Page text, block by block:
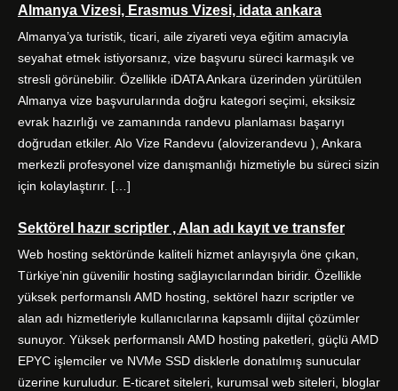
b
o
o
k
t
e
r
a
g
r
a
m
e
d
I
n
Almanya Vizesi, Erasmus Vizesi, idata ankara
Almanya’ya turistik, ticari, aile ziyareti veya eğitim amacıyla
seyahat etmek istiyorsanız, vize başvuru süreci karmaşık ve
stresli görünebilir. Özellikle iDATA Ankara üzerinden yürütülen
Almanya vize başvurularında doğru kategori seçimi, eksiksiz
evrak hazırlığı ve zamanında randevu planlaması başarıyı
doğrudan etkiler. Alo Vize Randevu (alovizerandevu ), Ankara
merkezli profesyonel vize danışmanlığı hizmetiyle bu süreci sizin
için kolaylaştırır. […]
Sektörel hazır scriptler , Alan adı kayıt ve transfer
Web hosting sektöründe kaliteli hizmet anlayışıyla öne çıkan,
Türkiye’nin güvenilir hosting sağlayıcılarından biridir. Özellikle
yüksek performanslı AMD hosting, sektörel hazır scriptler ve
alan adı hizmetleriyle kullanıcılarına kapsamlı dijital çözümler
sunuyor. Yüksek performanslı AMD hosting paketleri, güçlü AMD
EPYC işlemciler ve NVMe SSD disklerle donatılmış sunucular
üzerine kuruludur. E-ticaret siteleri, kurumsal web siteleri, bloglar